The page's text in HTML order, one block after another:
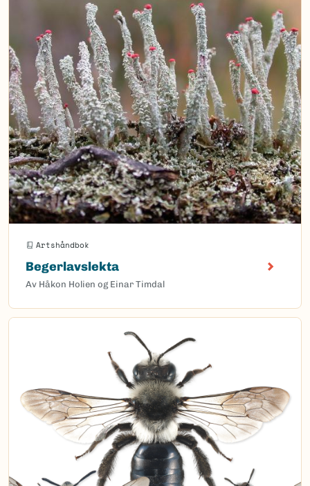
Artshåndbok
Begerlavslekta
Av Håkon Holien og Einar Timdal